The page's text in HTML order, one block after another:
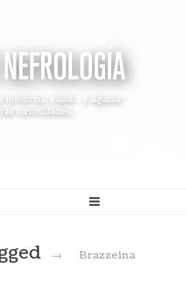
medicina, salud... y algunas
curiosidades.
→ Brazzeina